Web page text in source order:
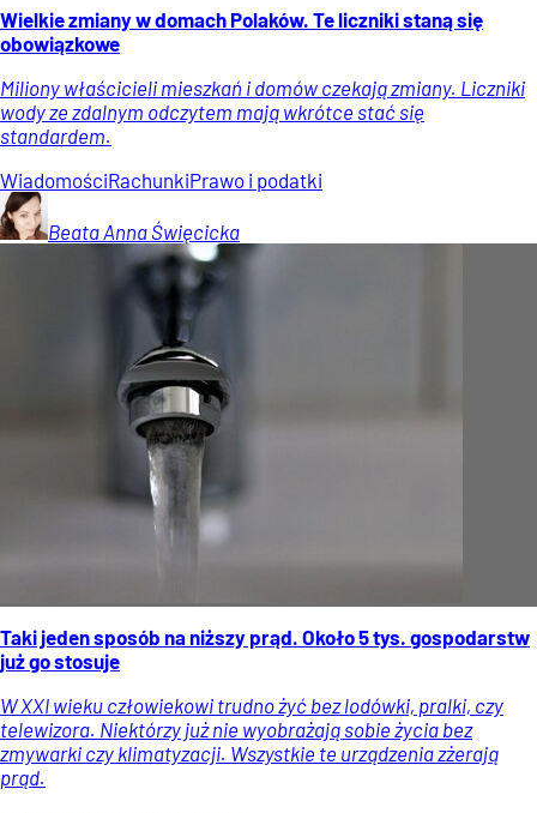
Wielkie zmiany w domach Polaków. Te liczniki staną się
obowiązkowe
Miliony właścicieli mieszkań i domów czekają zmiany. Liczniki
wody ze zdalnym odczytem mają wkrótce stać się
standardem.
WiadomościRachunkiPrawo i podatki
Beata Anna Święcicka
Taki jeden sposób na niższy prąd. Około 5 tys. gospodarstw
już go stosuje
W XXI wieku człowiekowi trudno żyć bez lodówki, pralki, czy
telewizora. Niektórzy już nie wyobrażają sobie życia bez
zmywarki czy klimatyzacji. Wszystkie te urządzenia zżerają
prąd.